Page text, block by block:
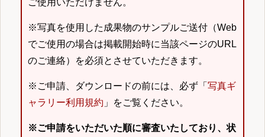
※写真を使用した成果物のサンプルご送付（Web
でご使用の場合は掲載開始時に当該ページのURL
のご連絡）を必須とさせていただきます。
※ご申請、ダウンロードの前には、必ず「 写真ギ
ャラリー利用規約 」をご覧ください。
※ご申請をいただいた順に審査いたしており、状